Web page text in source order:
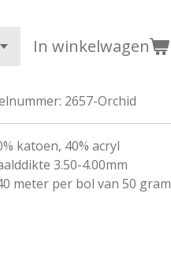
In winkelwagen
2657-Orchid
katoen, 40% acryl
3.50-4.00mm
meter per bol van 50 gram